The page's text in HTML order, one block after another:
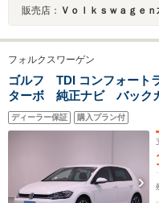
販売店： Ｖｏｌｋｓｗａｇｅｎ
フォルクスワーゲン
ゴルフ TDI コンフォート
ターボ 純正ナビ バック
中古車保証付き
ディーラー保証 購入プラン付